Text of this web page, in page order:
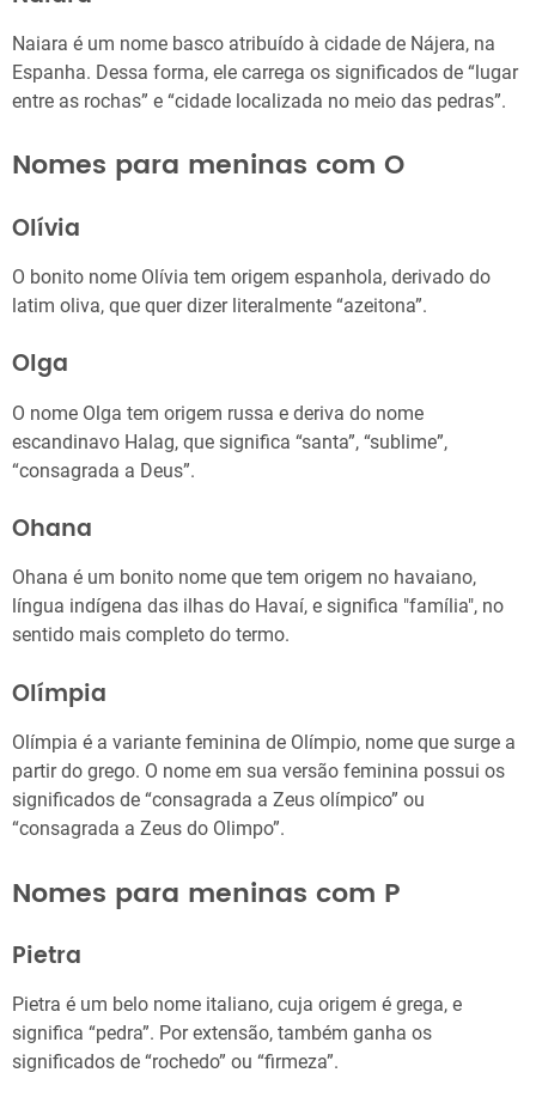
Naiara é um nome basco atribuído à cidade de Nájera, na
Espanha. Dessa forma, ele carrega os significados de “lugar
entre as rochas” e “cidade localizada no meio das pedras”.
Nomes para meninas com O
Olívia
O bonito nome Olívia tem origem espanhola, derivado do
latim oliva, que quer dizer literalmente “azeitona”.
Olga
O nome Olga tem origem russa e deriva do nome
escandinavo Halag, que significa “santa”, “sublime”,
“consagrada a Deus”.
Ohana
Ohana é um bonito nome que tem origem no havaiano,
língua indígena das ilhas do Havaí, e significa "família", no
sentido mais completo do termo.
Olímpia
Olímpia é a variante feminina de Olímpio, nome que surge a
partir do grego. O nome em sua versão feminina possui os
significados de “consagrada a Zeus olímpico” ou
“consagrada a Zeus do Olimpo”.
Nomes para meninas com P
Pietra
Pietra é um belo nome italiano, cuja origem é grega, e
significa “pedra”. Por extensão, também ganha os
significados de “rochedo” ou “firmeza”.